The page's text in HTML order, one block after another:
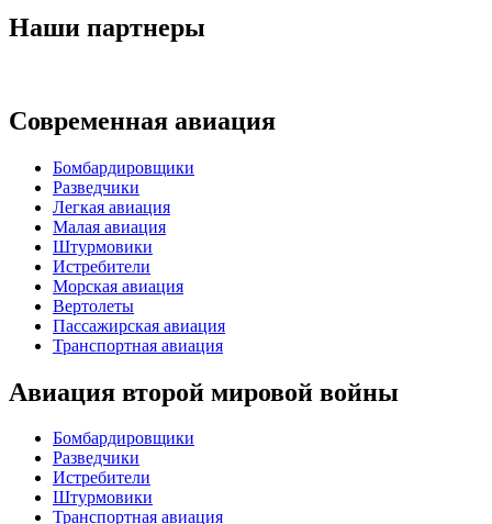
Наши партнеры
Современная авиация
Бомбардировщики
Разведчики
Легкая авиация
Малая авиация
Штурмовики
Истребители
Морская авиация
Вертолеты
Пассажирская авиация
Транспортная авиация
Авиация второй мировой войны
Бомбардировщики
Разведчики
Истребители
Штурмовики
Транспортная авиация